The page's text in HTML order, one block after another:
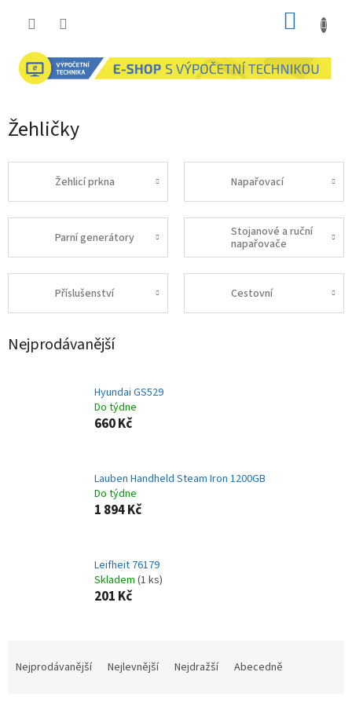
Žehličky
Žehlicí prkna Napařovací
Parní generátory
Stojanové a ruční
napařovače
Příslušenství Cestovní
Nejprodávanější
Hyundai GS529
Do týdne
660 Kč
Lauben Handheld Steam Iron 1200GB
Do týdne
1 894 Kč
Leifheit 76179
Skladem (1 ks)
201 Kč
Nejprodávanější Nejlevnější Nejdražší Abecedně